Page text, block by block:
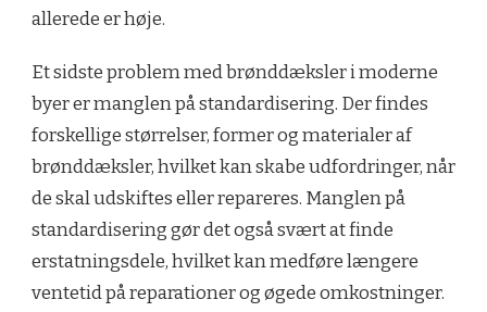
allerede er høje.
Et sidste problem med brønddæksler i moderne
byer er manglen på standardisering. Der findes
forskellige størrelser, former og materialer af
brønddæksler, hvilket kan skabe udfordringer, når
de skal udskiftes eller repareres. Manglen på
standardisering gør det også svært at finde
erstatningsdele, hvilket kan medføre længere
ventetid på reparationer og øgede omkostninger.